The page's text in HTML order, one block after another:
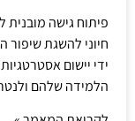
פיתוח גישה מובנית
חיוני להשגת שיפור
ידי יישום
הלמידה שלהם